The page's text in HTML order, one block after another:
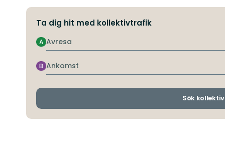
Ta dig hit med kollektivtrafik
Avresa
A
Ankomst
B
Sök